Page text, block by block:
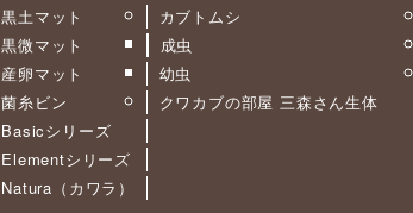
黒土マット
黒微マット
産卵マット
菌糸ビン
Basicシリーズ
Elementシリーズ
Natura（カワラ）
カブトムシ
成虫
幼虫
クワカブの部屋 三森さん生体